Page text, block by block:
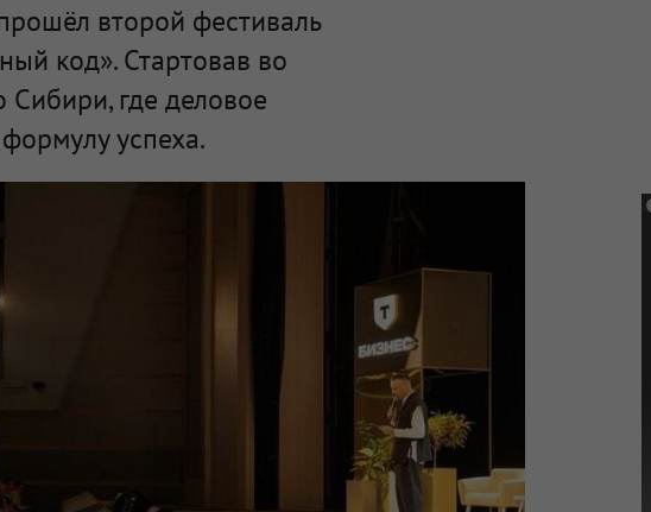
второй фестиваль
код». Стартовав во
Сибири, где деловое
успеха.